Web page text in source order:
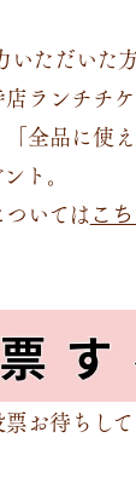
ただいた
ランチチ
全品に使
ト。
いてはこ
お待ちして